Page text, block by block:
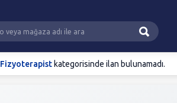
Fizyoterapist kategorisinde ilan bulunamadı.